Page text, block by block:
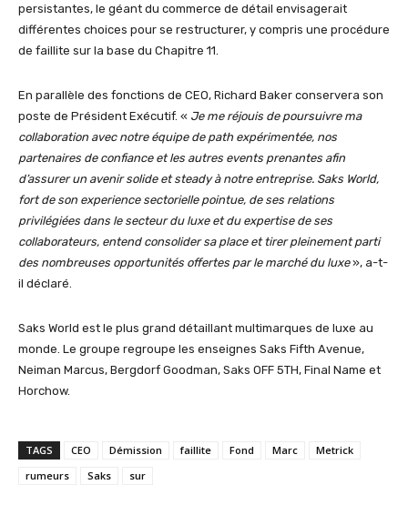
persistantes, le géant du commerce de détail envisagerait
différentes choices pour se restructurer, y compris une procédure
de faillite sur la base du Chapitre 11.
En parallèle des fonctions de CEO, Richard Baker conservera son
poste de Président Exécutif. « Je me réjouis de poursuivre ma
collaboration avec notre équipe de path expérimentée, nos
partenaires de confiance et les autres events prenantes afin
d’assurer un avenir solide et steady à notre entreprise. Saks World,
fort de son experience sectorielle pointue, de ses relations
privilégiées dans le secteur du luxe et du expertise de ses
collaborateurs, entend consolider sa place et tirer pleinement parti
des nombreuses opportunités offertes par le marché du luxe», a-t-
il déclaré.
Saks World est le plus grand détaillant multimarques de luxe au
monde. Le groupe regroupe les enseignes Saks Fifth Avenue,
Neiman Marcus, Bergdorf Goodman, Saks OFF 5TH, Final Name et
Horchow.
TAGS CEO Démission faillite Fond Marc
Metrick
rumeurs
Saks sur